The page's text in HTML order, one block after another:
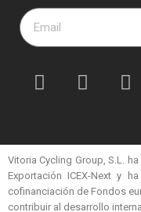
Vitoria Cycling Group, S.L.
Exportación ICEX-Next y
cofinanciación de Fondos
contribuir al desarrollo